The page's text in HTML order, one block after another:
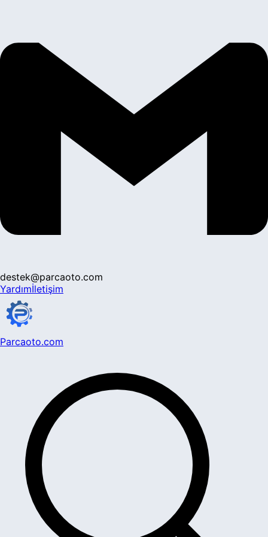
destek@parcaoto.com
Yardımİletişim
Parcaoto.com